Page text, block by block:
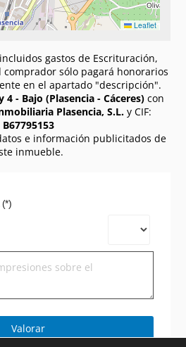
Leaflet
gastos de Escrituración,
comprador sólo pagará honorarios
en el apartado "descripción".
4 - Bajo (Plasencia - Cáceres)con
Plasencia, S.L.y CIF:
B67795153
e información publicitados de
inmueble.
(*)
Valorar